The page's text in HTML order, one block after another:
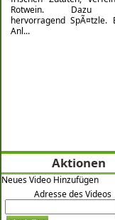
Rotwein. Dazu
hervorragend SpÃ¤tzle.
Anl...
Aktionen
Neues Video Hinzufügen
Adresse des Videos